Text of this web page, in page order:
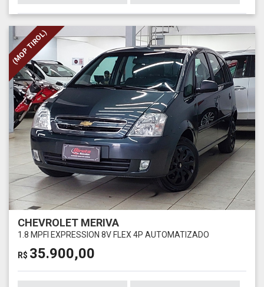
(MOP TIROL)
CHEVROLET MERIVA
1.8 MPFI EXPRESSION 8V FLEX 4P AUTOMATIZADO
R$ 35.900,00